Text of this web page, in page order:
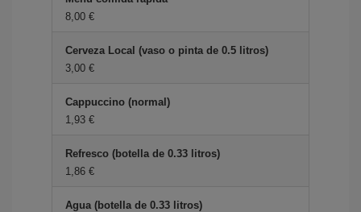
8,00
Cerveza Local (vaso o pinta de 0.5 litros)
3,00
Cappuccino (normal)
1,93
Refresco (botella de 0.33 litros)
1,86
Agua (botella de 0.33 litros)